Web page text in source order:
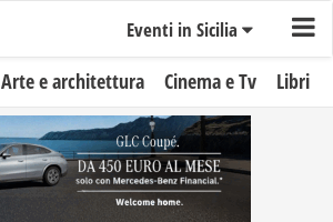
Eventi in Sicilia
Arte e architettura Cinema e Tv Libri